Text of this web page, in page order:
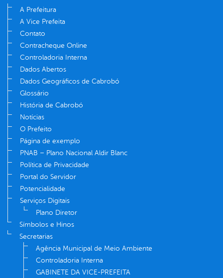
A Prefeitura
A Vice Prefeita
Contato
Contracheque Online
Controladoria Interna
Dados Abertos
Dados Geográficos de Cabrobó
Glossário
História de Cabrobó
Notícias
O Prefeito
Página de exemplo
PNAB – Plano Nacional Aldir Blanc
Política de Privacidade
Portal do Servidor
Potencialidade
Serviços Digitais
Plano Diretor
Símbolos e Hinos
Secretarias
Agência Municipal de Meio Ambiente
Controladoria Interna
GABINETE DA VICE-PREFEITA